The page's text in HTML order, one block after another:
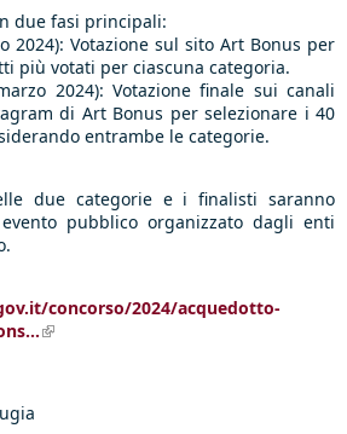
due fasi principali:
2024): Votazione sul sito Art Bonus per
più votati per ciascuna categoria.
2024): Votazione finale sui canali
di Art Bonus per selezionare i 40
entrambe le categorie.
due categorie e i finalisti saranno
pubblico organizzato dagli enti
concorso/2024/acquedotto-
(link is external)